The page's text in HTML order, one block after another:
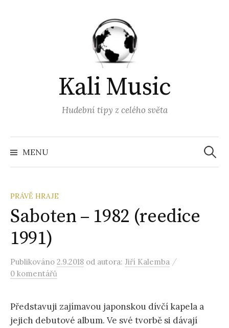
Kali Music
Hudební tipy z celého světa
MENU
PRÁVĚ HRAJE
Saboten – 1982 (reedice
1991)
Publikováno 2.9.2018 od autora: Jiří Kalemba /
0 komentářů
Představuji zajímavou japonskou dívčí kapela a
jejich debutové album. Ve své tvorbě si dávají